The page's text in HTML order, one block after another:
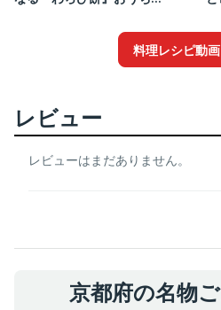
料理レシピ動
レビュー
レビューはまだありません。
京都府の名物